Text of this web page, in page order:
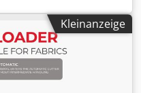
zur beidseitigen Simili
2-
Maier
nach
Abwicklung zentral
Kleinanzeige